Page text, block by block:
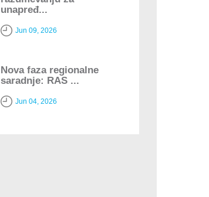
unapređ...
Jun 09, 2026
Nova faza regionalne
saradnje: RAS ...
Jun 04, 2026